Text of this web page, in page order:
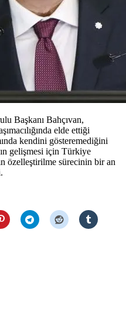
Başkanı Bahçıvan,
elde ettiği
kendini gösteremediğini
gelişmesi için Türkiye
özelleştirilme sürecinin bir an